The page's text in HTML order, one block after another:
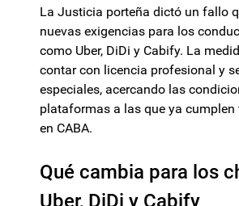
La Justicia porteña dictó un fallo
nuevas exigencias para los
como Uber, DiDi y Cabify. La
contar con licencia profesional y
especiales, acercando las
plataformas a las que ya cumplen
en CABA.
Qué cambia para los
Uber, DiDi y Cabify